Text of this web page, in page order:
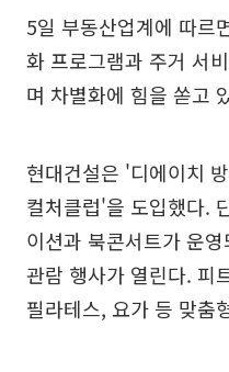
5일 부동산업계에 따르
화 프로그램과 주거 서
며 차별화에 힘을 쏟고
현대건설은 '디에이치
컬처클럽'을 도입했다.
이션과 북콘서트가 운
관람 행사가 열린다. 피
필라테스, 요가 등 맞춤